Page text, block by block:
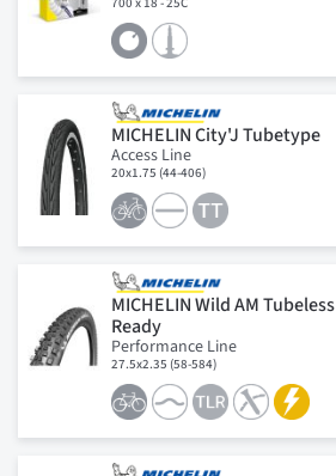
MICHELIN City'J Tubetype
Access Line
20x1.75 (44-406)
MICHELIN Wild AM Tubeless
Ready
Performance Line
27.5x2.35 (58-584)